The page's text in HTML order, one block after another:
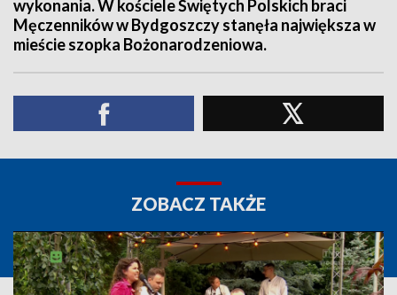
wykonania. W kościele Świętych Polskich braci
Męczenników w Bydgoszczy stanęła największa w
mieście szopka Bożonarodzeniowa.
ZOBACZ TAKŻE